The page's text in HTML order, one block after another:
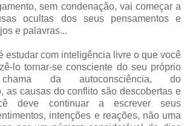
sem condenação, vai começar a
ocultas dos seus pensamentos e
e palavras...
estudar com inteligência livre o que você
lo tornar-se consciente do seu próprio
da autoconsciência, do
as causas do conflito são descobertas e
deve continuar a escrever seus
intenções e reações, não uma